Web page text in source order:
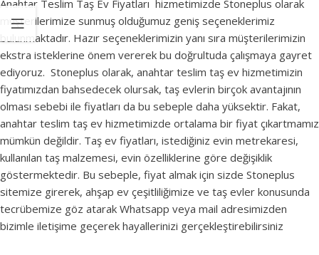
Anahtar Teslim Taş Ev Fiyatları hizmetimizde Stoneplus olarak
müşterilerimize sunmuş olduğumuz geniş seçeneklerimiz
bulunmaktadır. Hazır seçeneklerimizin yanı sıra müşterilerimizin
ekstra isteklerine önem vererek bu doğrultuda çalışmaya gayret
ediyoruz. Stoneplus olarak, anahtar teslim taş ev hizmetimizin
fiyatımızdan bahsedecek olursak, taş evlerin birçok avantajının
olması sebebi ile fiyatları da bu sebeple daha yüksektir. Fakat,
anahtar teslim taş ev hizmetimizde ortalama bir fiyat çıkartmamız
mümkün değildir. Taş ev fiyatları, istediğiniz evin metrekaresi,
kullanılan taş malzemesi, evin özelliklerine göre değişiklik
göstermektedir. Bu sebeple, fiyat almak için sizde Stoneplus
sitemize girerek, ahşap ev çeşitliliğimize ve taş evler konusunda
tecrübemize göz atarak Whatsapp veya mail adresimizden
bizimle iletişime geçerek hayallerinizi gerçekleştirebilirsiniz